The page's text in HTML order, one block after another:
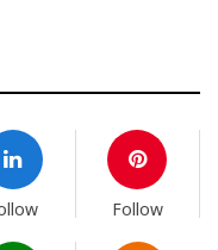
Follow